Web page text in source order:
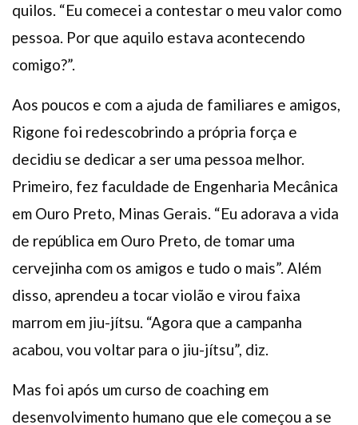
quilos. “Eu comecei a contestar o meu valor como
pessoa. Por que aquilo estava acontecendo
comigo?”.
Aos poucos e com a ajuda de familiares e amigos,
Rigone foi redescobrindo a própria força e
decidiu se dedicar a ser uma pessoa melhor.
Primeiro, fez faculdade de Engenharia Mecânica
em Ouro Preto, Minas Gerais. “Eu adorava a vida
de república em Ouro Preto, de tomar uma
cervejinha com os amigos e tudo o mais”. Além
disso, aprendeu a tocar violão e virou faixa
marrom em jiu-jítsu. “Agora que a campanha
acabou, vou voltar para o jiu-jítsu”, diz.
Mas foi após um curso de coaching em
desenvolvimento humano que ele começou a se